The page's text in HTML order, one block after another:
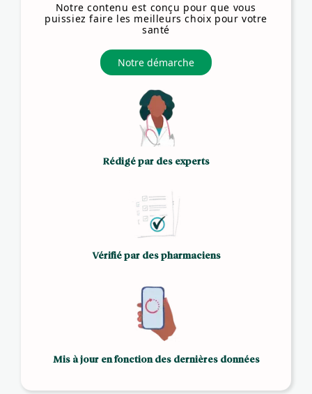
Notre contenu est conçu pour que vous
puissiez faire les meilleurs choix pour votre
santé
Notre démarche
Rédigé par des experts
Vérifié par des pharmaciens
Mis à jour en fonction des dernières données